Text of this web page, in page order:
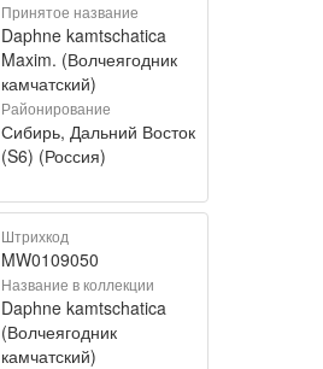
Принятое название
Daphne kamtschatica
Maxim. (Волчеягодник
камчатский)
Районирование
Сибирь, Дальний Восток
(S6) (Россия)
Штрихкод
MW0109050
Название в коллекции
Daphne kamtschatica
(Волчеягодник
камчатский)